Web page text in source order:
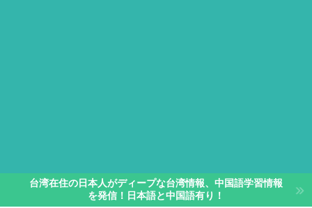
台湾在住の日本人がディープな台湾情報、中国語学習情報
を発信！日本語と中国語有り！